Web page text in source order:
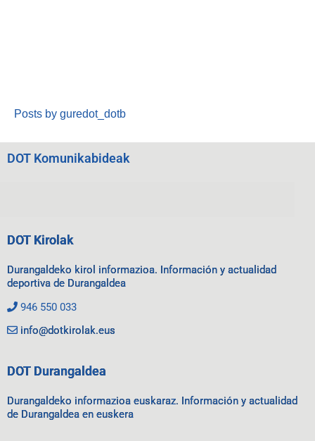
Posts by guredot_dotb
DOT Komunikabideak
DOT Kirolak
Durangaldeko kirol informazioa. Información y actualidad
deportiva de Durangaldea
946 550 033
info@dotkirolak.eus
DOT Durangaldea
Durangaldeko informazioa euskaraz. Información y actualidad
de Durangaldea en euskera